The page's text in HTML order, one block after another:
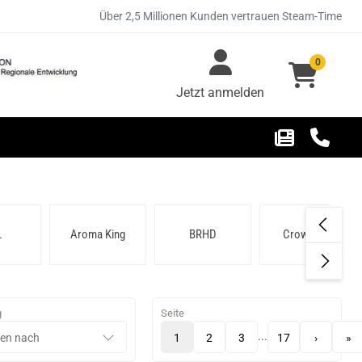
Über 2,5 Millionen Kunden vertrauen Steam-Time
Jetzt anmelden
0
Aroma King BRHD Crown Bar
Seite
1 2 3 ... 17 › »